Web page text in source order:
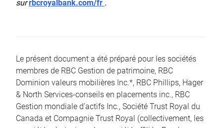
surrbcroyalbank.com/fr .
Le présent document a été préparé pour les sociétés
membres de RBC Gestion de patrimoine, RBC
Dominion valeurs mobilières Inc.*, RBC Phillips, Hager
& North Services-conseils en placements inc., RBC
Gestion mondiale d’actifs Inc., Société Trust Royal du
Canada et Compagnie Trust Royal (collectivement, les